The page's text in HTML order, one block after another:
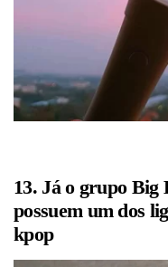
13. Já o grupo Big
possuem um dos
kpop